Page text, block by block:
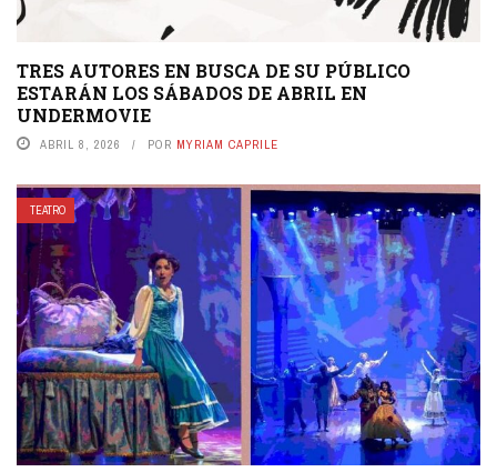
TRES AUTORES EN BUSCA DE SU PÚBLICO
ESTARÁN LOS SÁBADOS DE ABRIL EN
UNDERMOVIE
ABRIL 8, 2026 POR MYRIAM CAPRILE
TEATRO